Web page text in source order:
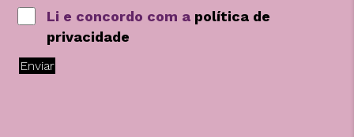
Li e concordo com a política de
privacidade
Enviar